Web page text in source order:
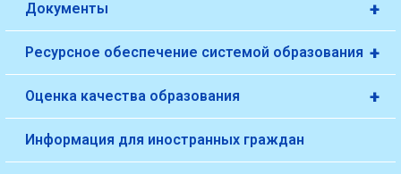
+
Документы
+
Ресурсное обеспечение системой образования
+
Оценка качества образования
Информация для иностранных граждан